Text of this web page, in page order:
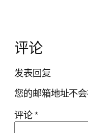
评论
发表回复
您的邮箱地址不会
评论*